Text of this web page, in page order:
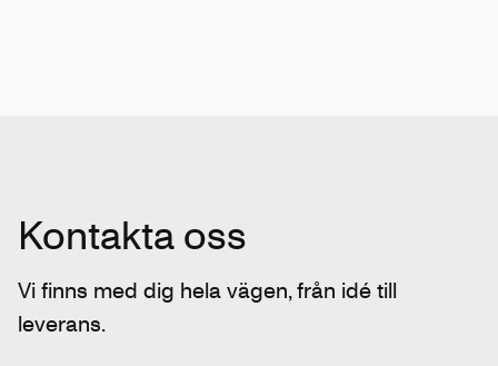
Kontakta oss
Vi finns med dig hela vägen, från idé till
leverans.